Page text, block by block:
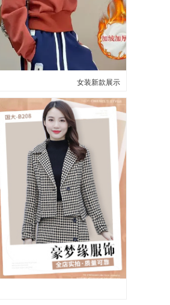
女装新款展示